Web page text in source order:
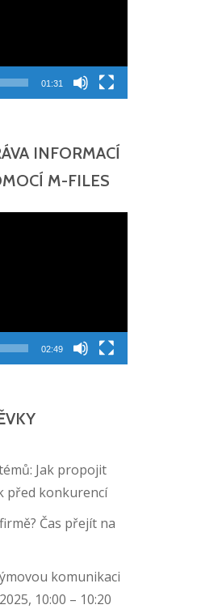
01:31
INFORMACÍ
M-FILES
02:49
Jak propojit
před konkurencí
Čas přejít na
komunikaci
10:00 – 10:20